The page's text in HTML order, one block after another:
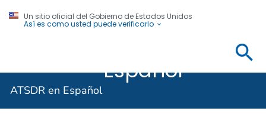
Un sitio oficial del Gobierno de Estados Unidos
Así es como usted puede verificarlo
Agencia para Sustancias Tóxicas y el Registro de
Español
ATSDR en Español